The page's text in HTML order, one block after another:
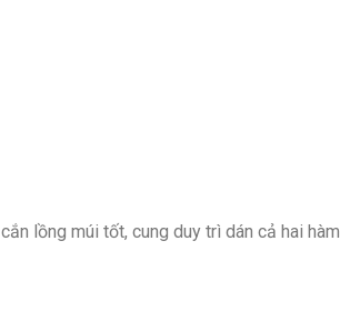
lồng múi tốt, cung duy trì dán cả hai hàm